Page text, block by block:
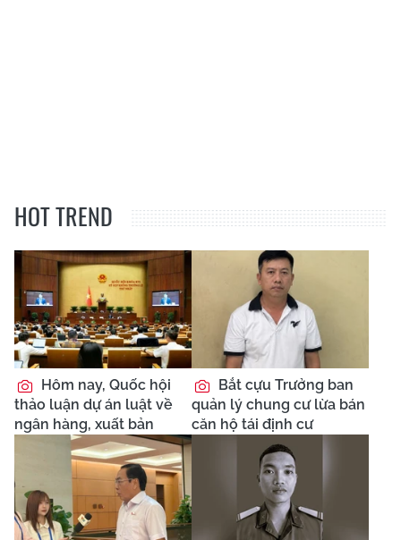
HOT TREND
Hôm nay, Quốc hội
thảo luận dự án luật về
ngân hàng, xuất bản
Bắt cựu Trưởng ban
quản lý chung cư lừa bán
căn hộ tái định cư